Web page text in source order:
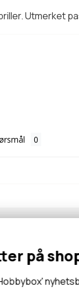
Utmerket
og informasjon
på
Hobbybox'